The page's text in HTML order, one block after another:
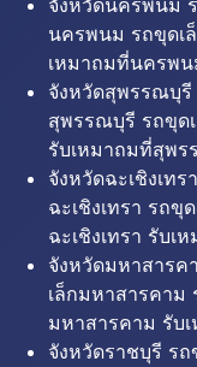
จังหวัดนครพนม
นครพนม รถขุดเ
เหมาถมที่นครพน
จังหวัดสุพรรณบุรี
สุพรรณบุรี รถขุด
รับเหมาถมที่สุพร
จังหวัดฉะเชิงเท
ฉะเชิงเทรา รถขุ
ฉะเชิงเทรา รับเ
จังหวัดมหาสารค
เล็กมหาสารคาม
มหาสารคาม รับ
จังหวัดราชบุรี ร